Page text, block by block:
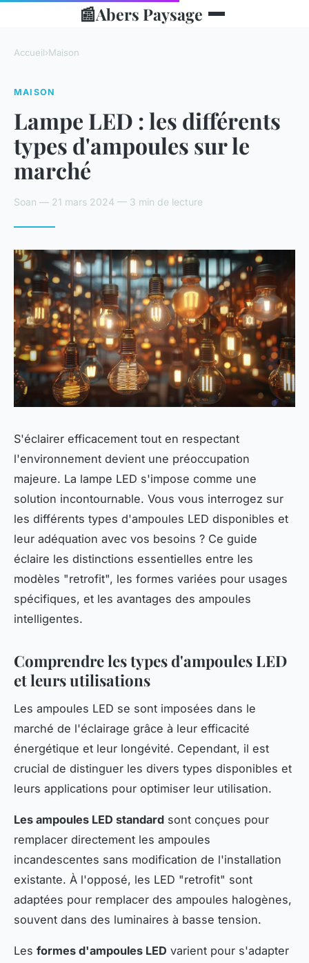
📰Abers Paysage
Accueil›Maison
MAISON
Lampe LED : les différents
types d'ampoules sur le
marché
Soan — 21 mars 2024 — 3 min de lecture
S'éclairer efficacement tout en respectant
l'environnement devient une préoccupation
majeure. La lampe LED s'impose comme une
solution incontournable. Vous vous interrogez sur
les différents types d'ampoules LED disponibles et
leur adéquation avec vos besoins ? Ce guide
éclaire les distinctions essentielles entre les
modèles "retrofit", les formes variées pour usages
spécifiques, et les avantages des ampoules
intelligentes.
Comprendre les types d'ampoules LED
et leurs utilisations
Les ampoules LED se sont imposées dans le
marché de l'éclairage grâce à leur efficacité
énergétique et leur longévité. Cependant, il est
crucial de distinguer les divers types disponibles et
leurs applications pour optimiser leur utilisation.
Les ampoules LED standard sont conçues pour
remplacer directement les ampoules
incandescentes sans modification de l'installation
existante. À l'opposé, les LED "retrofit" sont
adaptées pour remplacer des ampoules halogènes,
souvent dans des luminaires à basse tension.
Les formes d'ampoules LED varient pour s'adapter